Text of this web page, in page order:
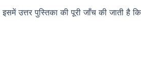
इसमें उत्तर पुस्तिका की पूरी जाँच की जाती है